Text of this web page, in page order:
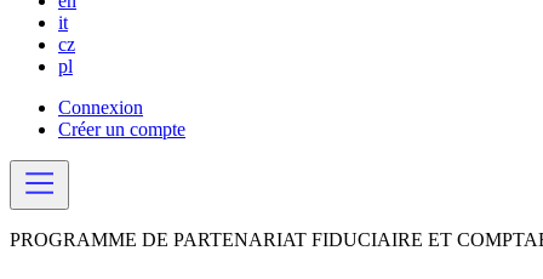
it
cz
pl
Connexion
Créer un compte
PROGRAMME DE PARTENARIAT FIDUCIAIRE ET